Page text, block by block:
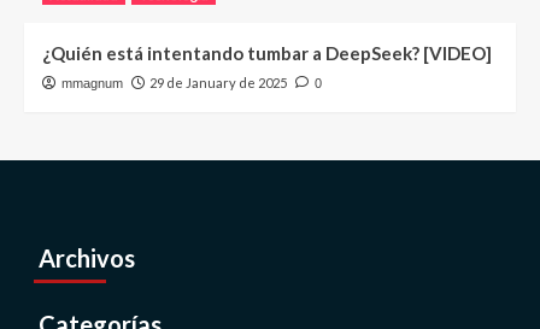
¿Quién está intentando tumbar a DeepSeek? [VIDEO]
mmagnum 29 de January de 2025 0
Archivos